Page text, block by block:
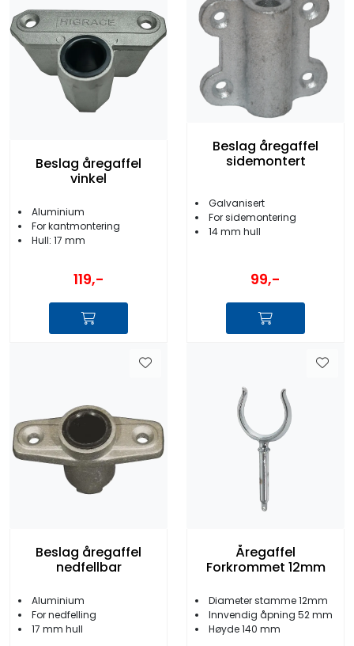
Beslag åregaffel
vinkel
Aluminium
For kantmontering
Hull: 17 mm
119,-
Beslag åregaffel
sidemontert
Galvanisert
For sidemontering
14 mm hull
99,-
Beslag åregaffel
nedfellbar
Aluminium
For nedfelling
17 mm hull
Åregaffel
Forkrommet 12mm
Diameter stamme 12mm
Innvendig åpning 52 mm
Høyde 140 mm